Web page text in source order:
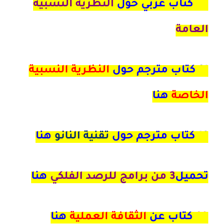
كتاب عربي حول النظرية النسبية
العامة
كتاب مترجم حول النظرية النسبية
الخاصة هنا
تقنية النانو هنا
تحميل3 من برامج للرصد الفلكي هنا
كتاب عن الثقافة العملية هنا